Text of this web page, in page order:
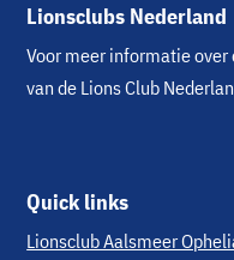
Lionsclubs Nederland
Voor meer informatie
van de Lions Club
Quick links
Lionsclub Aalsmeer